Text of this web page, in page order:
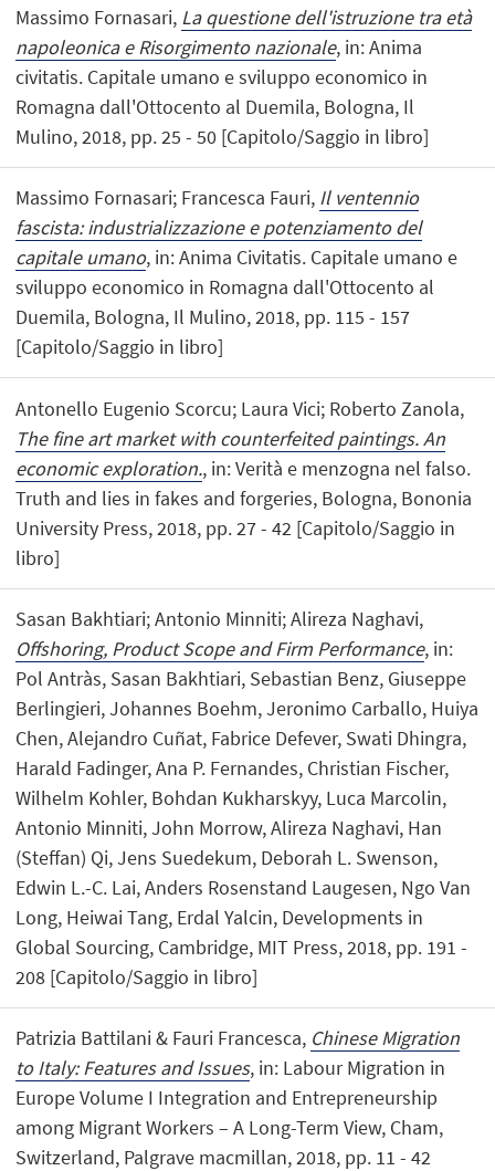
Massimo Fornasari, La questione dell'istruzione tra età
napoleonica e Risorgimento nazionale, in: Anima
civitatis. Capitale umano e sviluppo economico in
Romagna dall'Ottocento al Duemila, Bologna, Il
Mulino, 2018, pp. 25 - 50 [Capitolo/Saggio in libro]
Massimo Fornasari; Francesca Fauri, Il ventennio
fascista: industrializzazione e potenziamento del
capitale umano, in: Anima Civitatis. Capitale umano e
sviluppo economico in Romagna dall'Ottocento al
Duemila, Bologna, Il Mulino, 2018, pp. 115 - 157
[Capitolo/Saggio in libro]
Antonello Eugenio Scorcu; Laura Vici; Roberto Zanola,
The fine art market with counterfeited paintings. An
economic exploration., in: Verità e menzogna nel falso.
Truth and lies in fakes and forgeries, Bologna, Bononia
University Press, 2018, pp. 27 - 42 [Capitolo/Saggio in
libro]
Sasan Bakhtiari; Antonio Minniti; Alireza Naghavi,
Offshoring, Product Scope and Firm Performance, in:
Pol Antràs, Sasan Bakhtiari, Sebastian Benz, Giuseppe
Berlingieri, Johannes Boehm, Jeronimo Carballo, Huiya
Chen, Alejandro Cuñat, Fabrice Defever, Swati Dhingra,
Harald Fadinger, Ana P. Fernandes, Christian Fischer,
Wilhelm Kohler, Bohdan Kukharskyy, Luca Marcolin,
Antonio Minniti, John Morrow, Alireza Naghavi, Han
(Steffan) Qi, Jens Suedekum, Deborah L. Swenson,
Edwin L.-C. Lai, Anders Rosenstand Laugesen, Ngo Van
Long, Heiwai Tang, Erdal Yalcin, Developments in
Global Sourcing, Cambridge, MIT Press, 2018, pp. 191 -
208 [Capitolo/Saggio in libro]
Patrizia Battilani & Fauri Francesca, Chinese Migration
to Italy: Features and Issues, in: Labour Migration in
Europe Volume I Integration and Entrepreneurship
among Migrant Workers – A Long-Term View, Cham,
Switzerland, Palgrave macmillan, 2018, pp. 11 - 42